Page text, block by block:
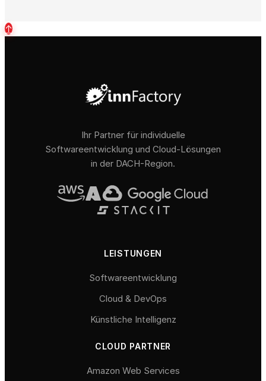
↑
Ihr Partner für individuelle
Softwareentwicklung und Cloud-Lösungen
in der DACH-Region.
LEISTUNGEN
Softwareentwicklung
Cloud & DevOps
Künstliche Intelligenz
CLOUD PARTNER
Amazon Web Services